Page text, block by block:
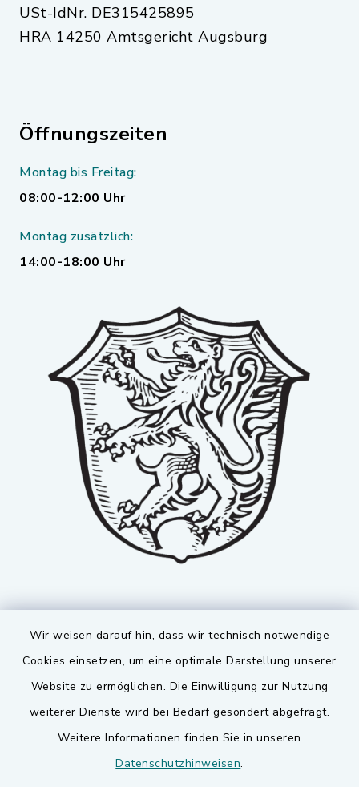
Wir weisen darauf hin, dass wir technisch notwendige
Cookies einsetzen, um eine optimale Darstellung unserer
Website zu ermöglichen. Die Einwilligung zur Nutzung
weiterer Dienste wird bei Bedarf gesondert abgefragt.
Weitere Informationen finden Sie in unseren
Datenschutzhinweisen.
USt-IdNr. DE315425895
HRA 14250 Amtsgericht Augsburg
Öffnungszeiten
Montag bis Freitag:
08:00-12:00 Uhr
Montag zusätzlich:
14:00-18:00 Uhr
Barrierefreiheit